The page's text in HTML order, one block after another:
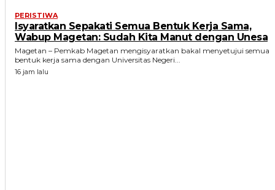
PERISTIWA
Isyaratkan Sepakati Semua Bentuk Kerja Sama,
Wabup Magetan: Sudah Kita Manut dengan Unesa
Magetan – Pemkab Magetan mengisyaratkan bakal menyetujui semua
bentuk kerja sama dengan Universitas Negeri...
16 jam lalu